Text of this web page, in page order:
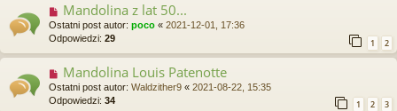
Mandolina z lat 50...
Ostatni post autor: poco « 2021-12-01, 17:36
Odpowiedzi: 29 1 2
Mandolina Louis Patenotte
Ostatni post autor: Waldzither9 « 2021-08-22, 15:35
Odpowiedzi: 34 1 2 3